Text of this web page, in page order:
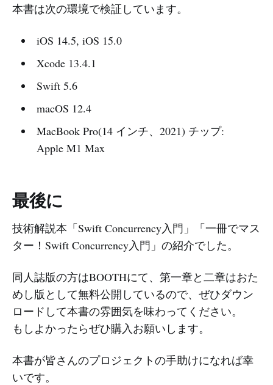
本書は次の環境で検証しています。
iOS 14.5, iOS 15.0
Xcode 13.4.1
Swift 5.6
macOS 12.4
MacBook Pro(14 インチ、2021) チップ:
Apple M1 Max
最後に
技術解説本「Swift Concurrency入門」「一冊でマス
ター！Swift Concurrency入門」の紹介でした。
同人誌版の方はBOOTHにて、第一章と二章はおた
めし版として無料公開しているので、ぜひダウン
ロードして本書の雰囲気を味わってください。
もしよかったらぜひ購入お願いします。
本書が皆さんのプロジェクトの手助けになれば幸
いです。